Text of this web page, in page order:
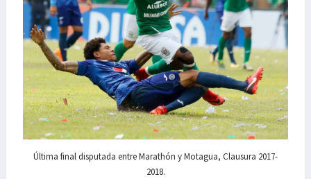
Última final disputada entre Marathón y Motagua, Clausura 2017-
2018.